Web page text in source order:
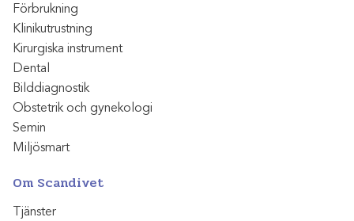
Förbrukning
Klinikutrustning
Kirurgiska instrument
Dental
Bilddiagnostik
Obstetrik och gynekologi
Semin
Miljösmart
Om Scandivet
Tjänster